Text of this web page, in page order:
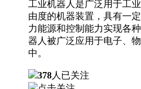
工业机器人是广泛用于工
由度的机器装置，具有一
力能源和控制能力实现各
器人被广泛应用于电子、
中。
378人已关注